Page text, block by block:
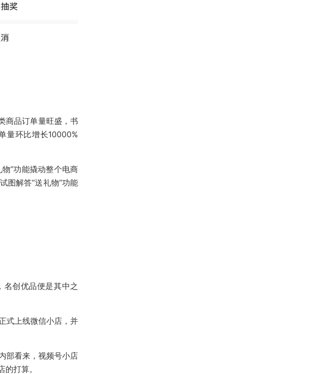
商品订单量旺盛，书
量环比增长10000%
”功能撬动整个电商
图解答“送礼物”功能
名创优品便是其中之
式上线微信小店，并
部看来，视频号小店
打算。